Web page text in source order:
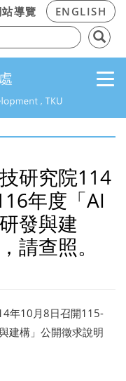
導覽 ENGLISH
研究院114
年度「AI
發與建
請查照。
年10月8日召開115-
建構」公開徵求說明